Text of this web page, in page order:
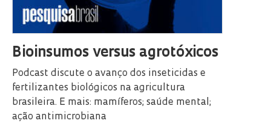
Bioinsumos versus agrotóxicos
Podcast discute o avanço dos inseticidas e
fertilizantes biológicos na agricultura
brasileira. E mais: mamíferos; saúde mental;
ação antimicrobiana